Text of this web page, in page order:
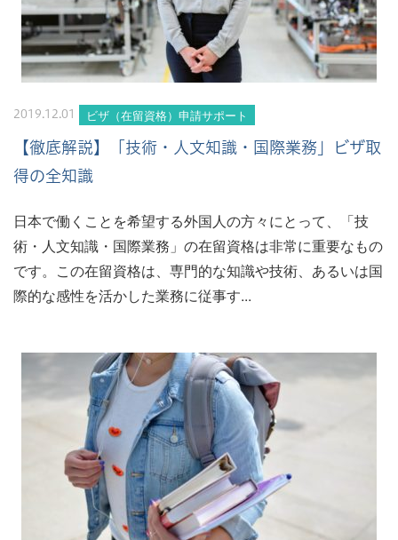
2019.12.01 ビザ（在留資格）申請サポート
【徹底解説】「技術・人文知識・国際業務」ビザ取
得の全知識
日本で働くことを希望する外国人の方々にとって、「技
術・人文知識・国際業務」の在留資格は非常に重要なもの
です。この在留資格は、専門的な知識や技術、あるいは国
際的な感性を活かした業務に従事す...